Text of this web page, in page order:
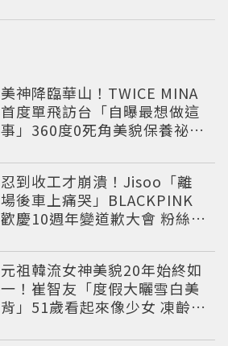
美神降臨華山！TWICE MINA
首度單飛訪台「自曝最想做這
事」360度0死角美貌保養祕訣
忍到收工才崩潰！Jisoo「離
場後車上痛哭」BLACKPINK
歡慶10週年變道歉大會 粉絲看
元祖韓流女神美貌20年始終如
一！崔智友「度假大曬雪白美
背」51歲看起來像少女 凍齡近